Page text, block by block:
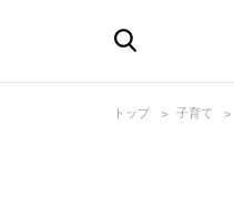
トップ 子育て